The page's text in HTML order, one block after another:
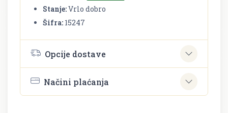
Stanje:Vrlo dobro
Šifra: 15247
Opcije dostave
Načini plaćanja